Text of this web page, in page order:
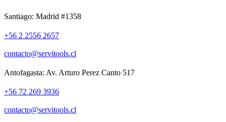
Santiago: Madrid #1358
+56 2 2556 2657
contacto@servitools.cl
Antofagasta: Av. Arturo Perez Canto 517
+56 72 269 3936
contacto@servitools.cl